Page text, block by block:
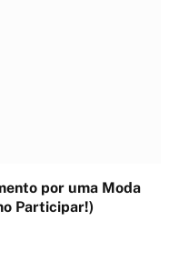
por uma Moda
Participar!)